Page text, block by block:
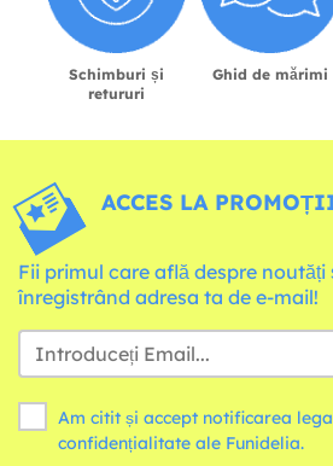
Schimburi și
retururi
Ghid de mărimi
ACCES LA
Fii primul care află despre noutăți
înregistrând adresa ta de e-mail!
Am citit și accept notificarea
confidențialitate ale Funidelia.